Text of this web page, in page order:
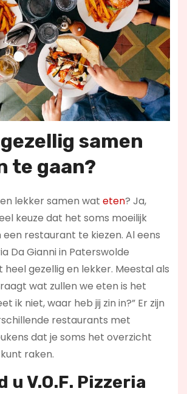
samen
te gaan?
lekker samen wat eten? Ja,
keuze dat het soms moeilijk
een restaurant te kiezen. Al eens
Da Gianni in Paterswolde
heel gezellig en lekker. Meestal als
wat zullen we eten is het
ik niet, waar heb jij zin in?” Er zijn
restaurants met
dat je soms het overzicht
raken.
u V.O.F. Pizzeria